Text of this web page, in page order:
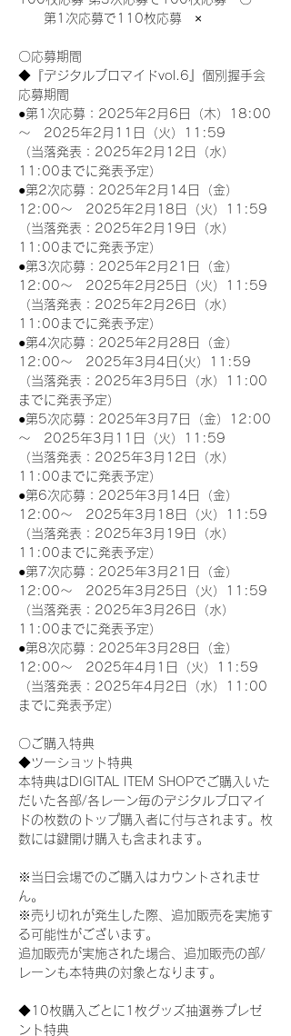
第1次応募で110枚応募　×
〇応募期間
◆『デジタルブロマイドvol.6』個別握手会
応募期間
●第1次応募：2025年2月6日（木）18:00
～　2025年2月11日（火）11:59
（当落発表：2025年2月12日（水）
11:00までに発表予定）
●第2次応募：2025年2月14日（金）
12:00～　2025年2月18日（火）11:59
（当落発表：2025年2月19日（水）
11:00までに発表予定）
●第3次応募：2025年2月21日（金）
12:00～　2025年2月25日（火）11:59
（当落発表：2025年2月26日（水）
11:00までに発表予定）
●第4次応募：2025年2月28日（金）
12:00～　2025年3月4日(火）11:59
（当落発表：2025年3月5日（水）11:00
までに発表予定）
●第5次応募：2025年3月7日（金）12:00
～　2025年3月11日（火）11:59
（当落発表：2025年3月12日（水）
11:00までに発表予定）
●第6次応募：2025年3月14日（金）
12:00～　2025年3月18日（火）11:59
（当落発表：2025年3月19日（水）
11:00までに発表予定）
●第7次応募：2025年3月21日（金）
12:00～　2025年3月25日（火）11:59
（当落発表：2025年3月26日（水）
11:00までに発表予定）
●第8次応募：2025年3月28日（金）
12:00～　2025年4月1日（火）11:59
（当落発表：2025年4月2日（水）11:00
までに発表予定）
〇ご購入特典
◆ツーショット特典
本特典はDIGITAL ITEM SHOPでご購入いた
だいた各部/各レーン毎のデジタルブロマイ
ドの枚数のトップ購入者に付与されます。枚
数には鍵開け購入も含まれます。
※当日会場でのご購入はカウントされませ
ん。
※売り切れが発生した際、追加販売を実施す
る可能性がございます。
追加販売が実施された場合、追加販売の部/
レーンも本特典の対象となります。
◆10枚購入ごとに1枚グッズ抽選券プレゼ
ント特典